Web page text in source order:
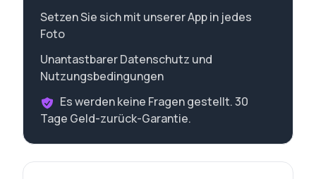
Setzen Sie sich mit unserer App in jedes
Foto
Unantastbarer Datenschutz und
Nutzungsbedingungen
Es werden keine Fragen gestellt. 30
Tage Geld-zurück-Garantie.